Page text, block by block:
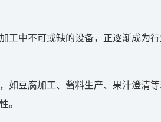
中不可或缺的设备，正逐渐成为
豆腐加工、酱料生产、果汁澄清
。